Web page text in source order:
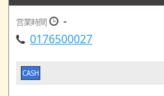
営業時間
-
0176500027
CASH